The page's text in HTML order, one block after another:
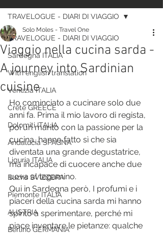
TRAVELOGUE - DIARI DI VIAGGIO
Sardegna ITALIA
With english translation
Venezia ITALIA
Crete GREECE
Dolomiti ITALIA
Andalucia SPAGNA
Liguria ITALIA
Buchs SVIZZERA
Piemonte ITALIA
AUSTRIA
Berlino GERMANIA
TRAVELOGUE - DIARI DI VIAGGIO
Viaggio nella cucina sarda -
A journey into Sardinian
cuisine
Solo Moles - Travel One
Ho cominciato a cucinare solo due
anni fa. Prima il mio lavoro di regista,
poi un marito con la passione per la
cucina, hanno fatto sì che sia
diventata una grande degustatrice,
ma incapace di cuocere anche due
uova al tegamino.
Qui in Sardegna però, I profumi e i
piaceri della cucina sarda mi hanno
spinto a sperimentare, perché mi
piace inventare le pietanze: qualche